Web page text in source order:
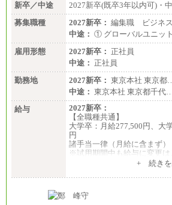
新卒／中途
2027新卒(既卒3年以内可)・
募集職種
2027新卒： 編集職 ビジネ
中途： ① グローバルユニッ
雇用形態
2027新卒： 正社員
中途： 正社員
勤務地
2027新卒： 東京本社 東京都
中途： 東京本社 東京都千代
給与
2027新卒：
【全職種共通】
大学卒：月給277,500円、大
円
諸手当一律（月給に含まず）
※試用期間中も給与に変更は
月給370,000円～
ます。
+ 続きを